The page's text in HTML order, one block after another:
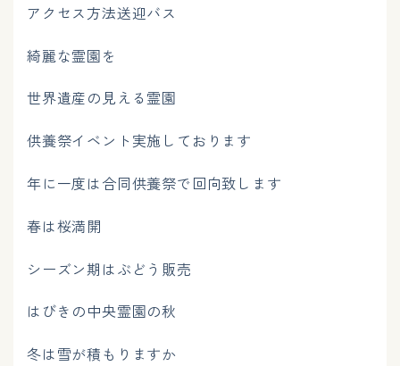
アクセス方法送迎バス
綺麗な霊園を
世界遺産の見える霊園
供養祭イベント実施しております
年に一度は合同供養祭で回向致します
春は桜満開
シーズン期はぶどう販売
はびきの中央霊園の秋
冬は雪が積もりますか